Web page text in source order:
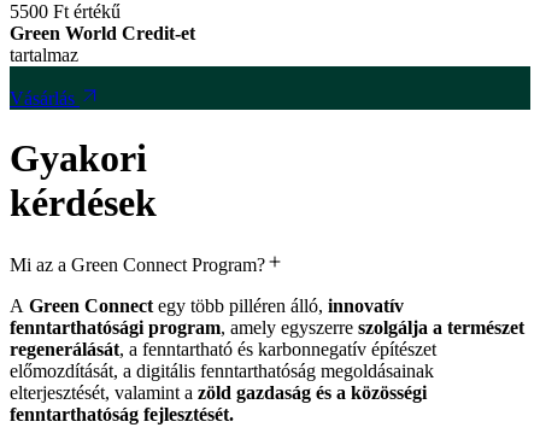
5500 Ft értékű
Green World Credit-et
tartalmaz
Vásárlás
Gyakori
kérdések
Mi az a Green Connect Program?
A Green Connect egy több pilléren álló, innovatív
fenntarthatósági program, amely egyszerre szolgálja a természet
regenerálását, a fenntartható és karbonnegatív építészet
előmozdítását, a digitális fenntarthatóság megoldásainak
elterjesztését, valamint a zöld gazdaság és a közösségi
fenntarthatóság fejlesztését.